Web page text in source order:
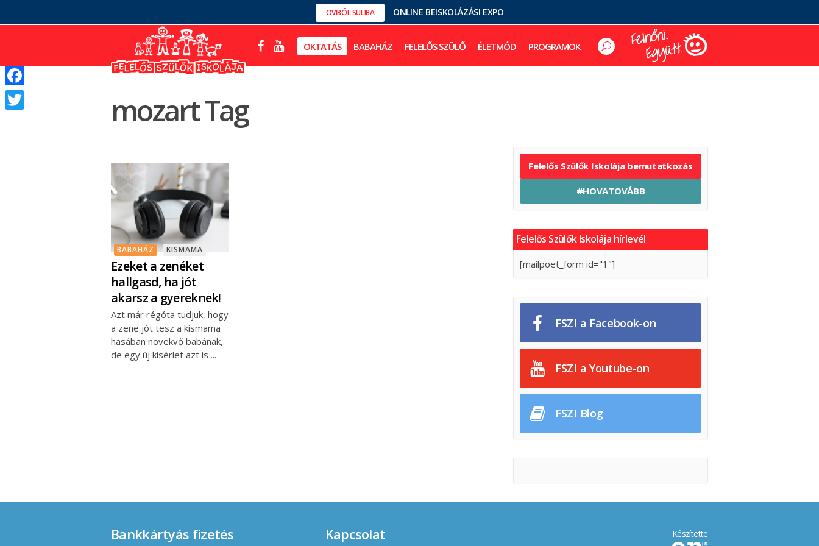
OVIBÓL SULIBA ONLINE BEISKOLÁZÁSI EXPO
OKTATÁS BABAHÁZ FELELŐS SZÜLŐ ÉLETMÓD PROGRAMOK
mozart Tag
BABAHÁZ KISMAMA
Ezeket a zenéket
hallgasd, ha jót
akarsz a gyereknek!
Azt már régóta tudjuk, hogy
a zene jót tesz a kismama
hasában növekvő babának,
de egy új kísérlet azt is
Felelős Szülők Iskolája bemutatkozás
#HOVATOVÁBB
Felelős Szülők Iskolája hírlevél
[mailpoet_form id="1"]
FSZI a Facebook-on
FSZI a Youtube-on
FSZI Blog
Bankkártyás fizetés Kapcsolat Készítette
Facebook